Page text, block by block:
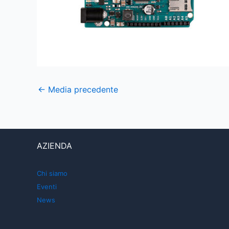
← Media precedente
AZIENDA
Chi siamo
Eventi
News